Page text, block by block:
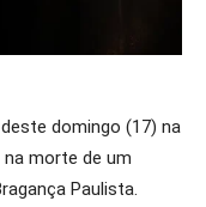
domingo (17) na
na morte de um
Paulista.